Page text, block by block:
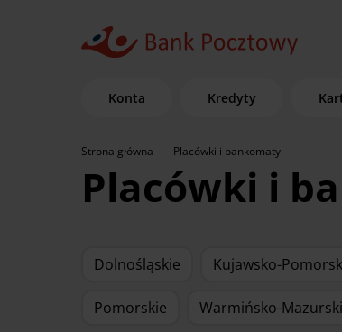
Konta Kredyty
Strona główna Placówki i bankomaty
Placówki i
Dolnośląskie Kujawsko-
Pomorskie Warmińsko-